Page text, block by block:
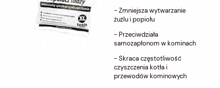
- Zmniejsza wytwarzanie
żużlu i popiołu
- Przeciwdziała
samozapłonom w kominach
- Skraca częstotliwość
czyszczenia kotła i
przewodów kominowych